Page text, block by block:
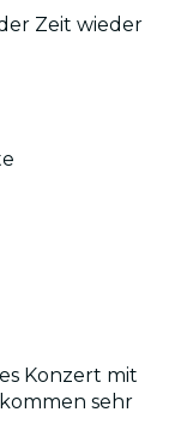
Zeit wieder
Konzert mit
sehr